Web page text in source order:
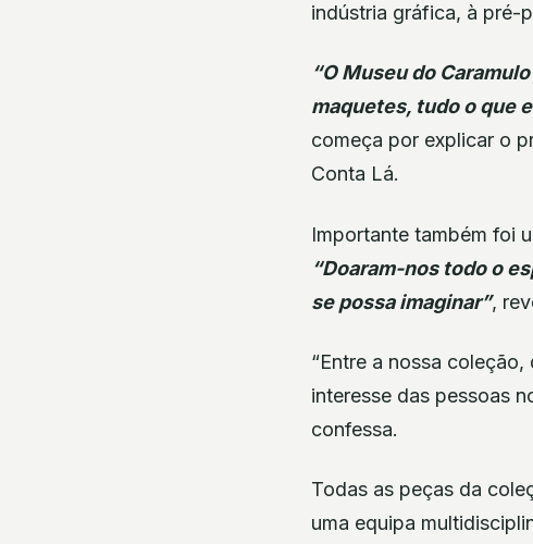
indústria gráfica, à pré-
“O Museu do
maquetes, tudo o que
começa por explicar o
Conta Lá.
Importante também foi
“Doaram-nos todo o
se possa imaginar”,
“Entre a nossa
interesse das pessoas
confessa.
Todas as peças da
uma equipa